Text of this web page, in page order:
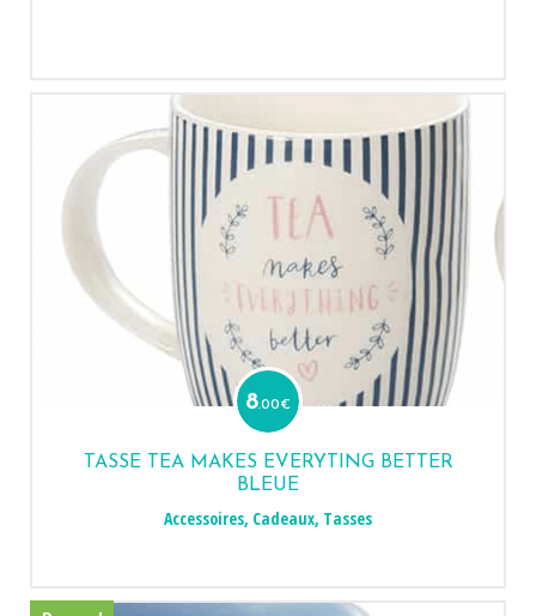
8.00€
TASSE TEA MAKES EVERYTING BETTER
BLEUE
Accessoires, Cadeaux, Tasses